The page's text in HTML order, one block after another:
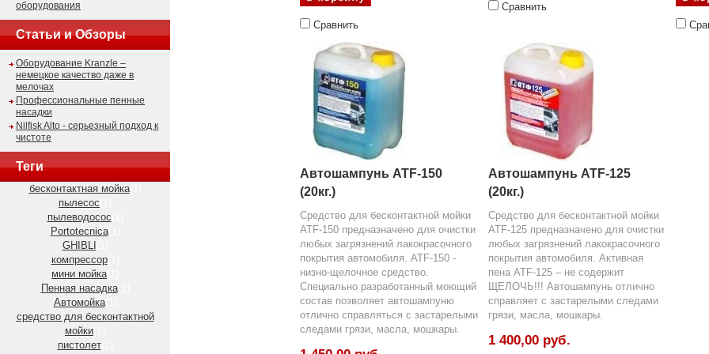
оборудования
Статьи и Обзоры
Оборудование Kranzle –
немецкое качество даже в
мелочах
Профессиональные пенные
насадки
Nilfisk Alto - серьезный подход к
чистоте
Теги
бесконтактная мойка(1)
пылесос
пылеводосос
Portotecnica(1)
GHIBLI
компрессор(1)
мини мойка(1)
Пенная насадка(1)
Автомойка(1)
средство для бесконтактной
мойки
пистолет(1)
Сравнить
Сравнить
Автошампунь ATF-150
(20кг.)
Средство для бесконтактной мойки
ATF-150 предназначено для очистки
любых загрязнений лакокрасочного
покрытия автомобиля. ATF-150 -
низно-щелочное средство.
Специально разработанный моющий
состав позволяет автошампуню
отлично справляться с застарелыми
следами грязи, масла, мошкары.
Автошампунь ATF-125
(20кг.)
Средство для бесконтактной мойки
ATF-125 предназначено для очистки
любых загрязнений лакокрасочного
покрытия автомобиля. Активная
пена ATF-125 – не содержит
ЩЕЛОЧЬ!!! Автошампунь отлично
справляет с застарелыми следами
грязи, масла, мошкары.
1 400,00 руб.